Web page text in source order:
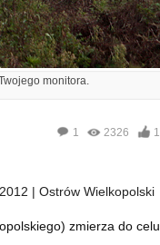
monitora.
1 2326 1
| Ostrów Wielkopolski
zmierza do celu,